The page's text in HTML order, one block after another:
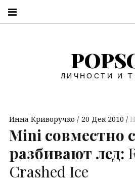
ЛИЧНОСТИ И
Инна Криворучко 20 Дек 2010
Mini совместно
разбивают лед:
Crashed Ice